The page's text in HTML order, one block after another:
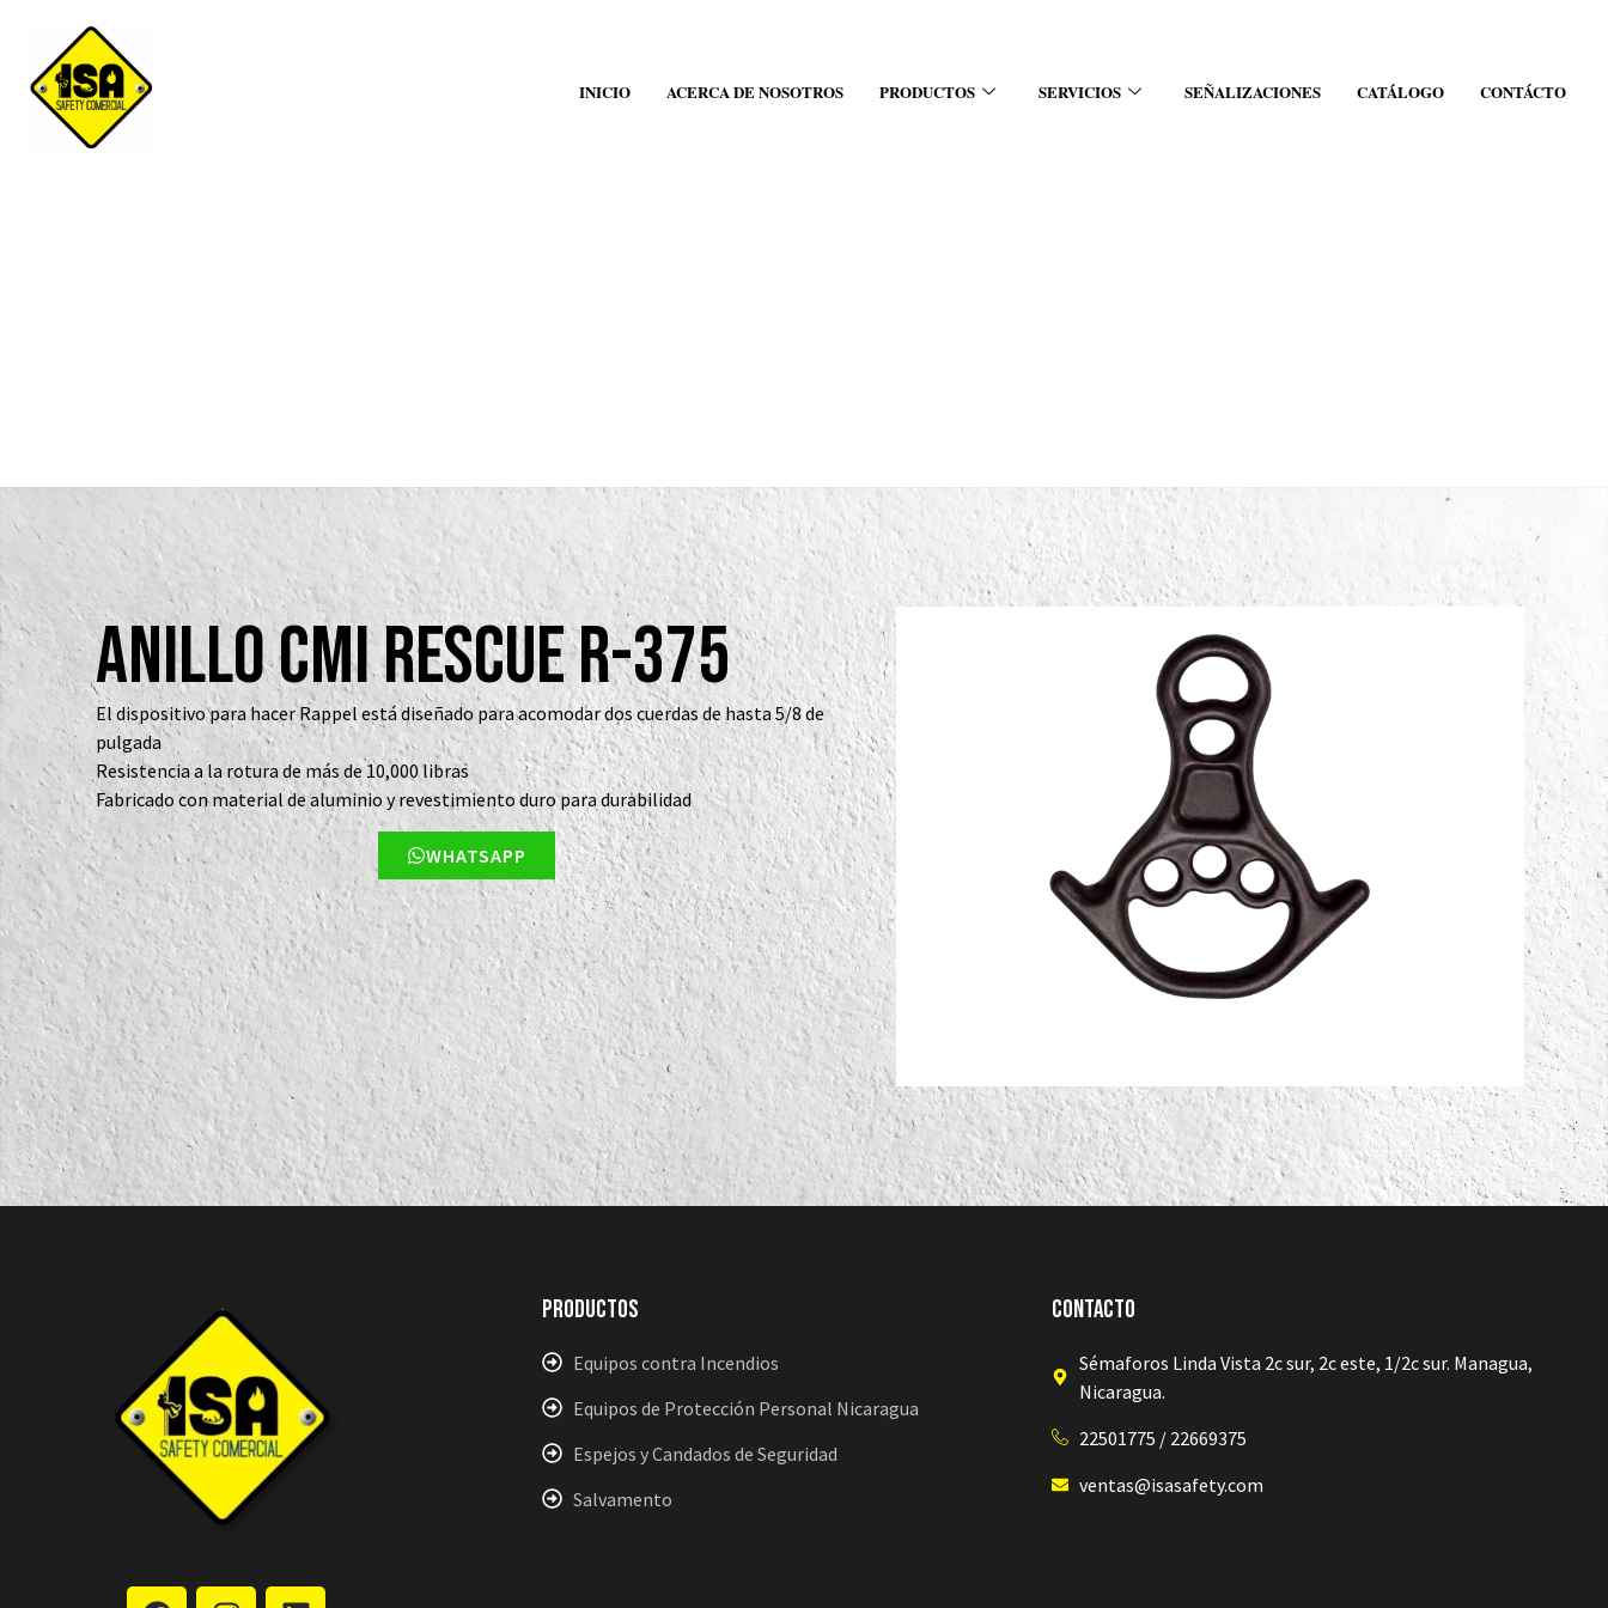
INICIO ACERCA DE NOSOTROS PRODUCTOS SERVICIOS SEÑALIZACIONES CATÁLOGO CONTÁCTO
Anillo CMI Rescue R-375
El dispositivo para hacer Rappel está diseñado para acomodar dos cuerdas de hasta 5/8 de
pulgada
Resistencia a la rotura de más de 10,000 libras
Fabricado con material de aluminio y revestimiento duro para durabilidad
WHATSAPP
Productos
Equipos contra Incendios
Equipos de Protección Personal Nicaragua
Espejos y Candados de Seguridad
Salvamento
Contacto
Sémaforos Linda Vista 2c sur, 2c este, 1/2c sur. Managua,
Nicaragua.
22501775 / 22669375
ventas@isasafety.com